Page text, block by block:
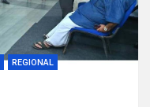
REGIONAL